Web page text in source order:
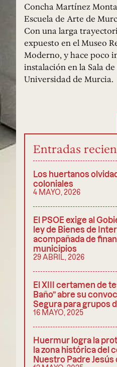
Concha Martínez
Escuela de Arte de
Con una larga
expuesto en el Museo
Moderno, y hace poco
instalación en la Sala
Universidad de Murcia.
Entradas
Los huertanos
coloniales
4 MAYO, 2026
El PSOE exige al
ley de Bienes de
acompañada de
municipios
29 ABRIL, 2026
El XIII certamen de
Baño” abre su
Segura para grupos
16 MAYO, 2025
Huermur logra la
la zona histórica del
Nuestro Padre